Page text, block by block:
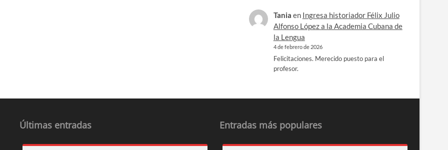
Tania en Ingresa historiador Félix Julio
Alfonso López a la Academia Cubana de
la Lengua
4 de febrero de 2026
Felicitaciones. Merecido puesto para el
profesor.
Últimas entradas Entradas más populares